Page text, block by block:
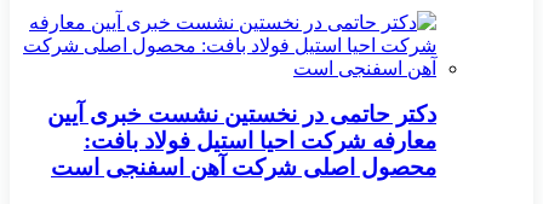
دکتر حاتمی در نخستین نشست خبری آیین
معارفه شرکت احیا استیل فولاد بافت:
محصول اصلی شرکت آهن اسفنجی است